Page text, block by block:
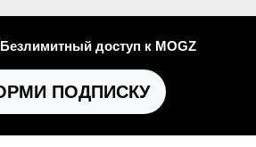
доступ к MOGZ
ПОДПИСКУ